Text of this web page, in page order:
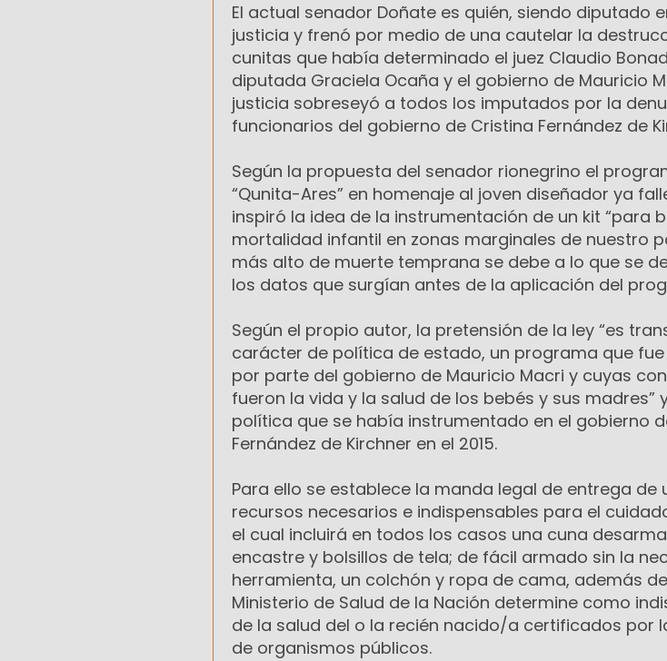
El actual senador Doñate es quién, siendo diputado
justicia y frenó por medio de una cautelar la
cunitas que había determinado el juez Claudio
diputada Graciela Ocaña y el gobierno de Mauricio
justicia sobreseyó a todos los imputados por la
funcionarios del gobierno de Cristina Fernández de
Según la propuesta del senador rionegrino el
“Qunita-Ares” en homenaje al joven diseñador ya
inspiró la idea de la instrumentación de un kit “para
mortalidad infantil en zonas marginales de nuestro
más alto de muerte temprana se debe a lo que se
los datos que surgían antes de la aplicación del
Según el propio autor, la pretensión de la ley “es
carácter de política de estado, un programa que
por parte del gobierno de Mauricio Macri y cuyas
fueron la vida y la salud de los bebés y sus madres”
política que se había instrumentado en el gobierno
Fernández de Kirchner en el 2015.
Para ello se establece la manda legal de entrega de
recursos necesarios e indispensables para el
el cual incluirá en todos los casos una cuna
encastre y bolsillos de tela; de fácil armado sin la
herramienta, un colchón y ropa de cama, además
Ministerio de Salud de la Nación determine como
de la salud del o la recién nacido/a certificados por
de organismos públicos.